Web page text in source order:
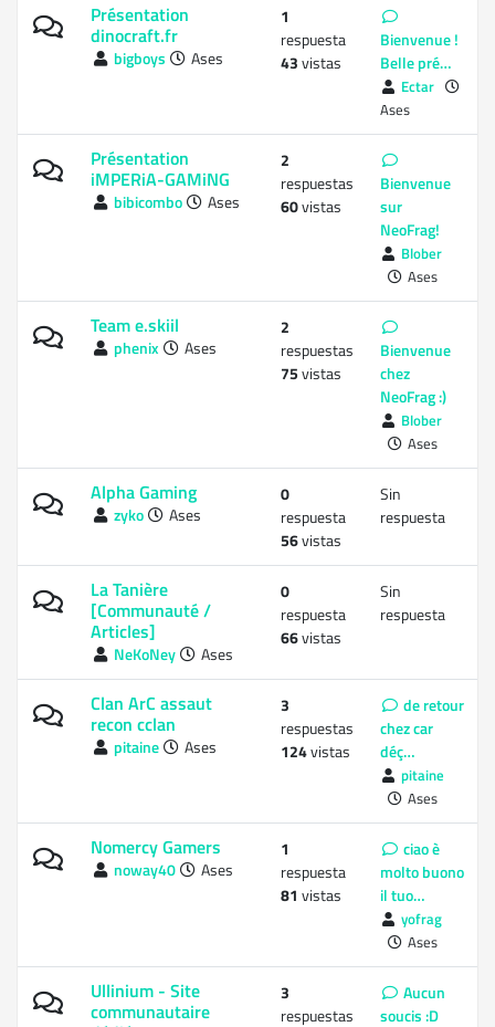
Présentation
dinocraft.fr
bigboys Ases
1
respuesta
43vistas
Bienvenue !
Belle pré…
Ectar
Ases
Présentation
iMPERiA-GAMiNG
bibicombo Ases
2
respuestas
60vistas
Bienvenue
sur
NeoFrag!
Blober
Ases
Team e.skiil
phenix Ases
2
respuestas
75vistas
Bienvenue
chez
NeoFrag :)
Blober
Ases
Alpha Gaming
zyko Ases
0
respuesta
56vistas
Sin
respuesta
La Tanière
[Communauté /
Articles]
NeKoNey Ases
0
respuesta
66vistas
Sin
respuesta
Clan ArC assaut
recon cclan
pitaine Ases
3
respuestas
124vistas
de retour
chez car
déç…
pitaine
Ases
Nomercy Gamers
noway40 Ases
1
respuesta
81 vistas
ciao è
molto buono
il tuo…
yofrag
Ases
Ullinium - Site
communautaire
3
respuestas
Aucun
soucis :D